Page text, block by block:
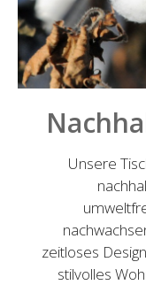
Unsere
zeitloses
stilvolles